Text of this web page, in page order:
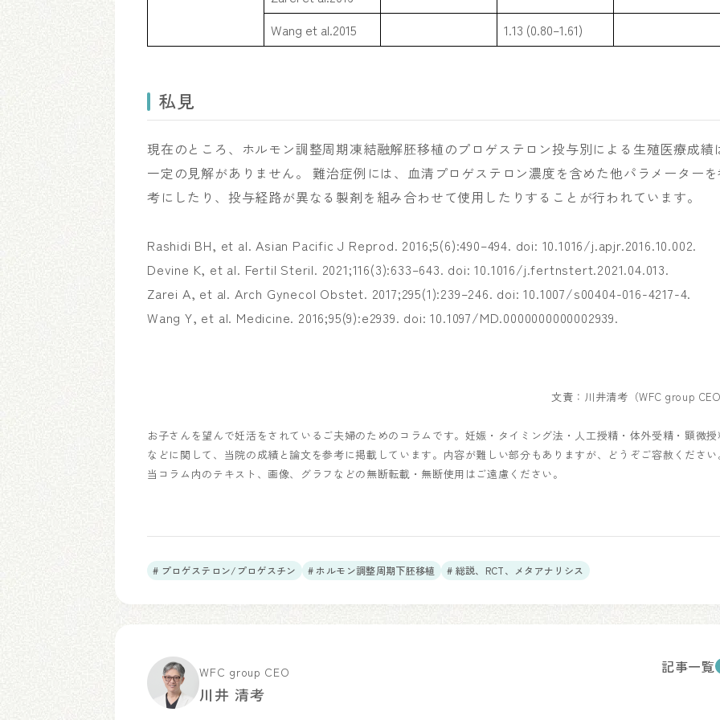
Wang et al.2015
1.13 (0.80–1.61)
私見
現在のところ、ホルモン調整周期凍結融解胚移植のプロゲステロン投与別による生殖医療成績
一定の見解がありません。 難治症例には、血清プロゲステロン濃度を含めた他パラメーター
考にしたり、投与経路が異なる製剤を組み合わせて使用したりすることが行われています。
Rashidi BH, et al. Asian Pacific J Reprod. 2016;5(6):490–494. doi: 10.1016/j.apjr.2016.10.002.
Devine K, et al. Fertil Steril. 2021;116(3):633–643. doi: 10.1016/j.fertnstert.2021.04.013.
Zarei A, et al. Arch Gynecol Obstet. 2017;295(1):239–246. doi: 10.1007/s00404-016-4217-4.
Wang Y, et al. Medicine. 2016;95(9):e2939. doi: 10.1097/MD.0000000000002939.
文責：川井清考（WFC group
お子さんを望んで妊活をされているご夫婦のためのコラムです。妊娠・タイミング法・人工授精・体外受精・顕微授
などに関して、当院の成績と論文を参考に掲載しています。内容が難しい部分もありますが、どうぞご容赦ください
当コラム内のテキスト、画像、グラフなどの無断転載・無断使用はご遠慮ください。
# プロゲステロン/プロゲスチン # ホルモン調整周期下胚移植 # 総説、RCT、メタアナリシス
WFC group CEO
川井 清考
記事一覧